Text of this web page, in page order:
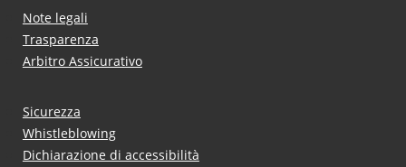
Note legali
Trasparenza
Arbitro Assicurativo
Sicurezza
Whistleblowing
Dichiarazione di accessibilità